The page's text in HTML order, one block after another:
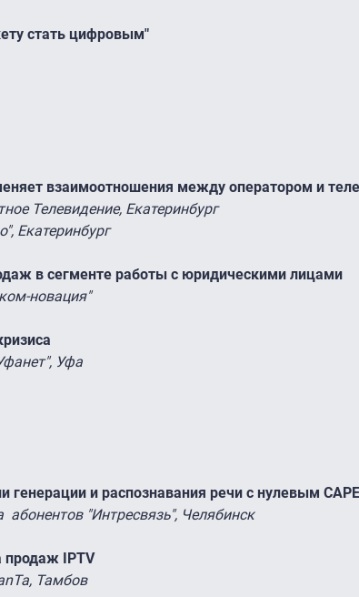
стать цифровым"
взаимоотношения между оператором и
Телевидение, Екатеринбург
Екатеринбург
в сегменте работы с юридическими лицами
новация"
Уфа
генерации и распознавания речи с нулевым
"Интресвязь", Челябинск
продаж IPTV
Тамбов